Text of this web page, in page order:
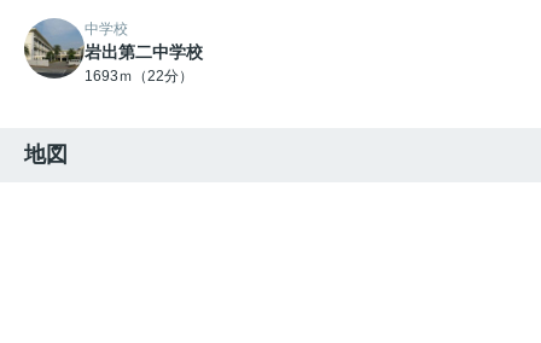
中学校
岩出第二中学校
1693ｍ（22分）
地図